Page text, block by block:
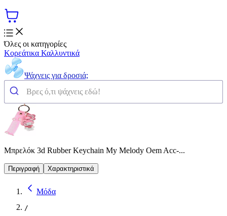
Όλες οι κατηγορίες
Κορεάτικα Καλλυντικά
Ψάχνεις για δροσιά;
Μπρελόκ 3d Rubber Keychain My Melody Oem Acc-...
Περιγραφή Χαρακτηριστικά
Μόδα
/